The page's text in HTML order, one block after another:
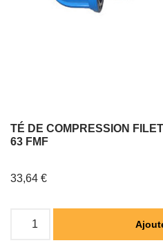
TÉ DE COMPRESSION
63 FMF
33,64 €